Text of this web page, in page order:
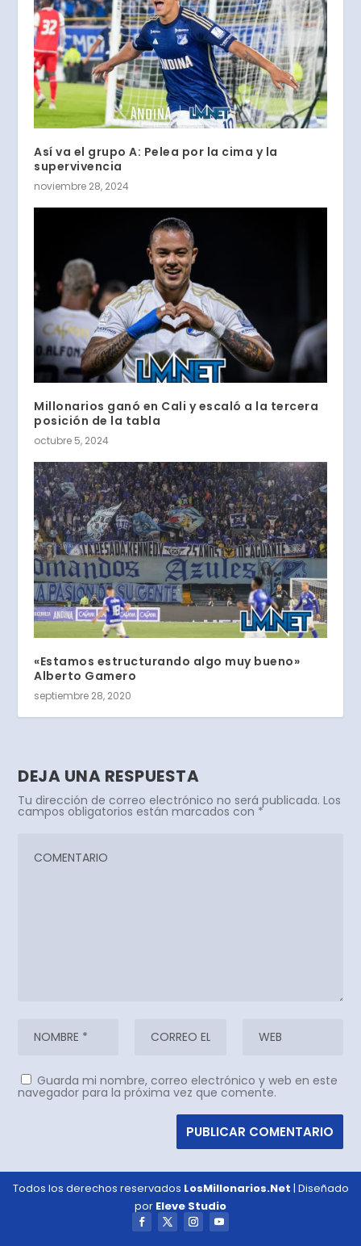
Así va el grupo A: Pelea por la cima y la
supervivencia
noviembre 28, 2024
Millonarios ganó en Cali y escaló a la tercera
posición de la tabla
octubre 5, 2024
«Estamos estructurando algo muy bueno»
Alberto Gamero
septiembre 28, 2020
DEJA UNA RESPUESTA
Tu dirección de correo electrónico no será publicada. Los
campos obligatorios están marcados con *
Guarda mi nombre, correo electrónico y web en este
navegador para la próxima vez que comente.
Todos los derechos reservados LosMillonarios.Net | Diseñado
por Eleve Studio